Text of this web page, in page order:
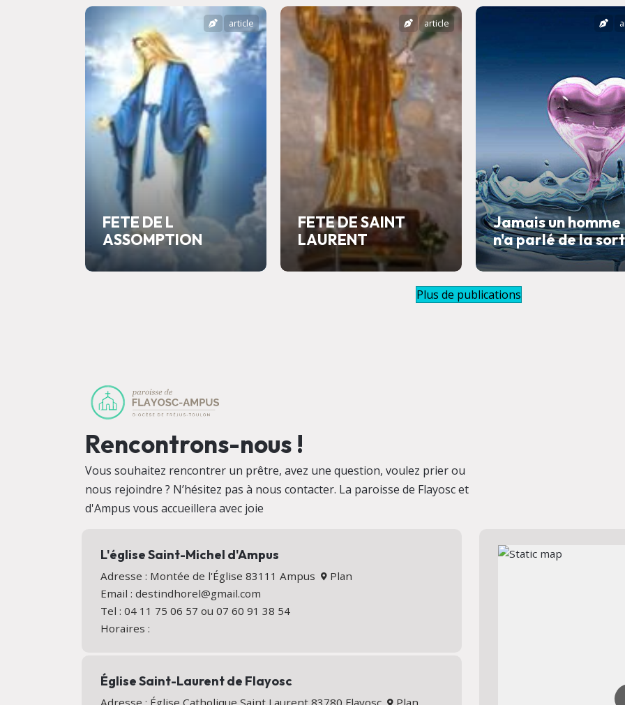
FETE DE L
ASSOMPTION
article
FETE DE SAINT
LAURENT
article
Jamais un homme
n'a parlé de la
Plus de publications
Rencontrons-nous !
Vous souhaitez rencontrer un prêtre, avez une question, voulez prier ou
nous rejoindre ? N’hésitez pas à nous contacter. La paroisse de Flayosc et
d'Ampus vous accueillera avec joie
L'église Saint-Michel d'Ampus
Adresse : Montée de l'Église 83111 Ampus
Plan
Email : destindhorel@gmail.com
Tel : 04 11 75 06 57 ou 07 60 91 38 54
Horaires :
Église Saint-Laurent de Flayosc